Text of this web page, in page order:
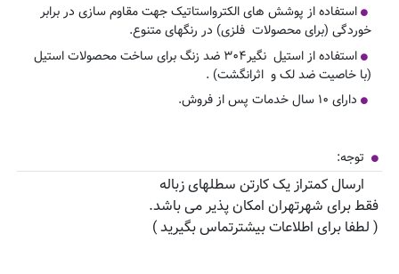
استفاده از پوشش های الکترواستاتیک جهت مقاوم سازی در برابر
خوردگی (برای محصولات فلزی) در رنگهای متنوع.
استفاده از استیل نگیر۳۰۴ ضد زنگ برای ساخت محصولات استیل
(با خاصیت ضد لک و اثرانگشت) .
دارای ۱۰ سال خدمات پس از فروش.
توجه:
ارسال کمتراز یک کارتن سطلهای زباله
فقط برای شهرتهران امکان پذیر می باشد.
( لطفا برای اطلاعات بیشترتماس بگیرید )